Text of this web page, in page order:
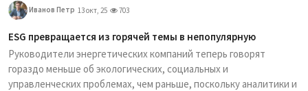
Иванов Петр 13 окт, 25 703
ESG превращается из горячей темы в непопулярную
Руководители энергетических компаний теперь говорят
гораздо меньше об экологических, социальных и
управленческих проблемах, чем раньше, поскольку аналитики и